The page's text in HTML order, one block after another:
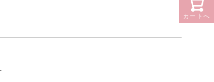
カートへ